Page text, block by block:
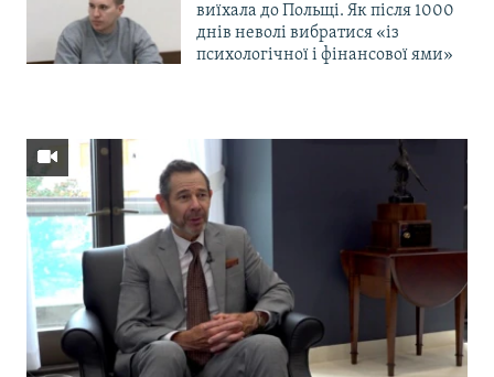
виїхала до Польщі. Як після 1000
днів неволі вибратися «із
психологічної і фінансової ями»